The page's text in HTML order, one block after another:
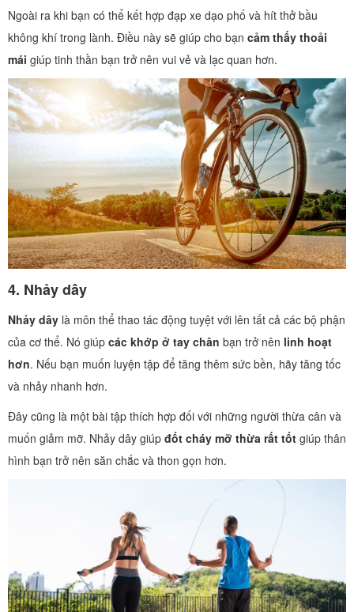
Ngoài ra khi bạn có thể kết hợp đạp xe dạo phố và hít thở bầu
không khí trong lành. Điều này sẽ giúp cho bạn cảm thấy thoải
mái giúp tinh thần bạn trở nên vui vẻ và lạc quan hơn.
4. Nhảy dây
Nhảy dây là môn thể thao tác động tuyệt với lên tất cả các bộ phận
của cơ thể. Nó giúp các khớp ở tay chân bạn trở nên linh hoạt
hơn. Nếu bạn muốn luyện tập để tăng thêm sức bền, hãy tăng tốc
và nhảy nhanh hơn.
Đây cũng là một bài tập thích hợp đối với những người thừa cân và
muốn giảm mỡ. Nhảy dây giúp đốt cháy mỡ thừa rất tốt giúp thân
hình bạn trở nên săn chắc và thon gọn hơn.